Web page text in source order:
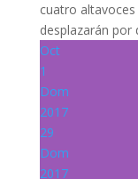
cuatro
desplazarán por
Oct
1
Dom
2017
29
Dom
2017